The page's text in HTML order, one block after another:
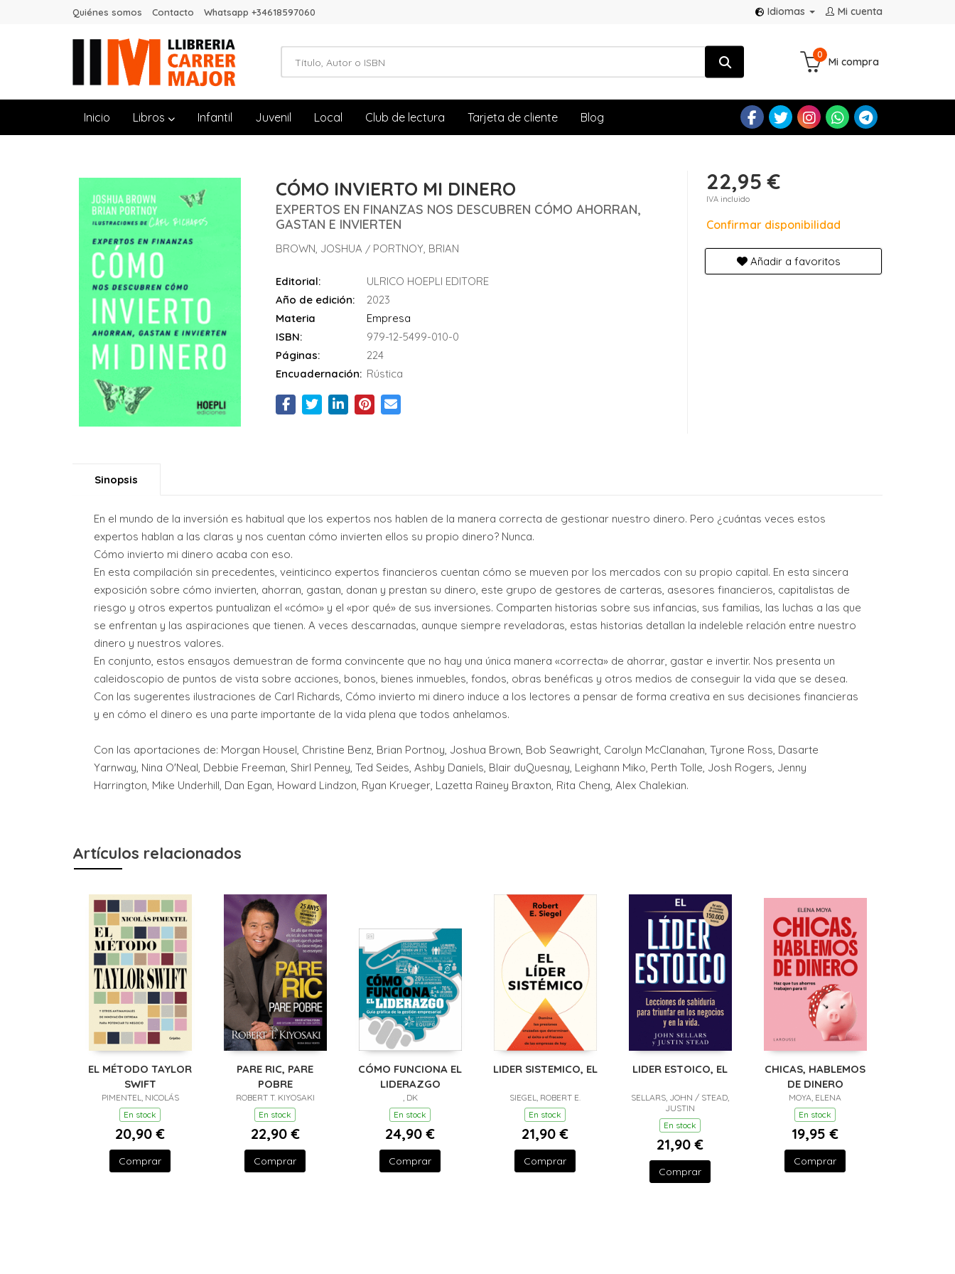
Mi cuenta
Idiomas
Quiénes somos Contacto Whatsapp +34618597060
Mi compra
0
Inicio Libros Infantil Juvenil Local Club de lectura Tarjeta de cliente Blog
CÓMO INVIERTO MI DINERO
EXPERTOS EN FINANZAS NOS DESCUBREN CÓMO AHORRAN,
GASTAN E INVIERTEN
BROWN, JOSHUA / PORTNOY, BRIAN
Editorial:
ULRICO HOEPLI EDITORE
Año de edición:
2023
Materia
Empresa
ISBN:
979-12-5499-010-0
Páginas:
224
Encuadernación: Rústica
22,95 €
IVA incluido
Confirmar disponibilidad
Añadir a favoritos
Sinopsis
En el mundo de la inversión es habitual que los expertos nos hablen de la manera correcta de gestionar nuestro dinero. Pero ¿cuántas veces estos
expertos hablan a las claras y nos cuentan cómo invierten ellos su propio dinero? Nunca.
Cómo invierto mi dinero acaba con eso.
En esta compilación sin precedentes, veinticinco expertos financieros cuentan cómo se mueven por los mercados con su propio capital. En esta sincera
exposición sobre cómo invierten, ahorran, gastan, donan y prestan su dinero, este grupo de gestores de carteras, asesores financieros, capitalistas de
riesgo y otros expertos puntualizan el «cómo» y el «por qué» de sus inversiones. Comparten historias sobre sus infancias, sus familias, las luchas a las que
se enfrentan y las aspiraciones que tienen. A veces descarnadas, aunque siempre reveladoras, estas historias detallan la indeleble relación entre nuestro
dinero y nuestros valores.
En conjunto, estos ensayos demuestran de forma convincente que no hay una única manera «correcta» de ahorrar, gastar e invertir. Nos presenta un
caleidoscopio de puntos de vista sobre acciones, bonos, bienes inmuebles, fondos, obras benéficas y otros medios de conseguir la vida que se desea.
Con las sugerentes ilustraciones de Carl Richards, Cómo invierto mi dinero induce a los lectores a pensar de forma creativa en sus decisiones financieras
y en cómo el dinero es una parte importante de la vida plena que todos anhelamos.
Con las aportaciones de: Morgan Housel, Christine Benz, Brian Portnoy, Joshua Brown, Bob Seawright, Carolyn McClanahan, Tyrone Ross, Dasarte
Yarnway, Nina O'Neal, Debbie Freeman, Shirl Penney, Ted Seides, Ashby Daniels, Blair duQuesnay, Leighann Miko, Perth Tolle, Josh Rogers, Jenny
Harrington, Mike Underhill, Dan Egan, Howard Lindzon, Ryan Krueger, Lazetta Rainey Braxton, Rita Cheng, Alex Chalekian.
Artículos relacionados
EL MÉTODO TAYLOR
SWIFT
PIMENTEL, NICOLÁS
En stock
20,90 €
Comprar
PARE RIC, PARE
POBRE
ROBERT T. KIYOSAKI
En stock
22,90 €
Comprar
CÓMO FUNCIONA EL
LIDERAZGO
, DK
En stock
24,90 €
Comprar
LIDER SISTEMICO, EL
SIEGEL, ROBERT E.
En stock
21,90 €
Comprar
LIDER ESTOICO, EL
SELLARS, JOHN / STEAD,
JUSTIN
En stock
21,90 €
Comprar
CHICAS, HABLEMOS
DE DINERO
MOYA, ELENA
En stock
19,95 €
Comprar